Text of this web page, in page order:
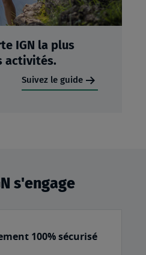
IGN la plus
activités.
Suivez le guide
s'engage
100% sécurisé